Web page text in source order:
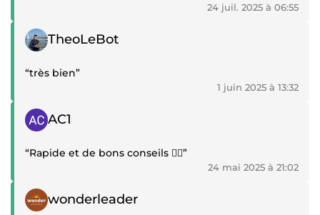
24 juil. 2025 à 06:55
Témoignage positif
TheoLeBot
“très bien”
1 juin 2025 à 13:32
Témoignage positif
AC1
“Rapide et de bons conseils 👍🏼”
24 mai 2025 à 21:02
Témoignage positif
wonderleader